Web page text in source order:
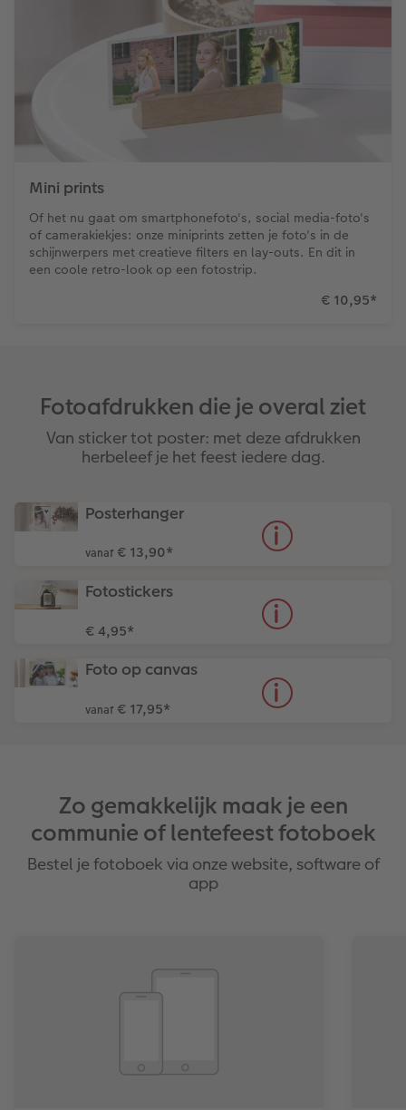
Mini prints
Of het nu gaat om smartphonefoto's, social media-foto's
of camerakiekjes: onze miniprints zetten je foto's in de
schijnwerpers met creatieve filters en lay-outs. En dit in
een coole retro-look op een fotostrip.
€ 10,95*
Fotoafdrukken die je overal ziet
Van sticker tot poster: met deze afdrukken
herbeleef je het feest iedere dag.
Posterhanger
vanaf € 13,90*
Fotostickers
€ 4,95*
Foto op canvas
vanaf € 17,95*
Zo gemakkelijk maak je een
communie of lentefeest fotoboek
Bestel je fotoboek via onze website, software of
app